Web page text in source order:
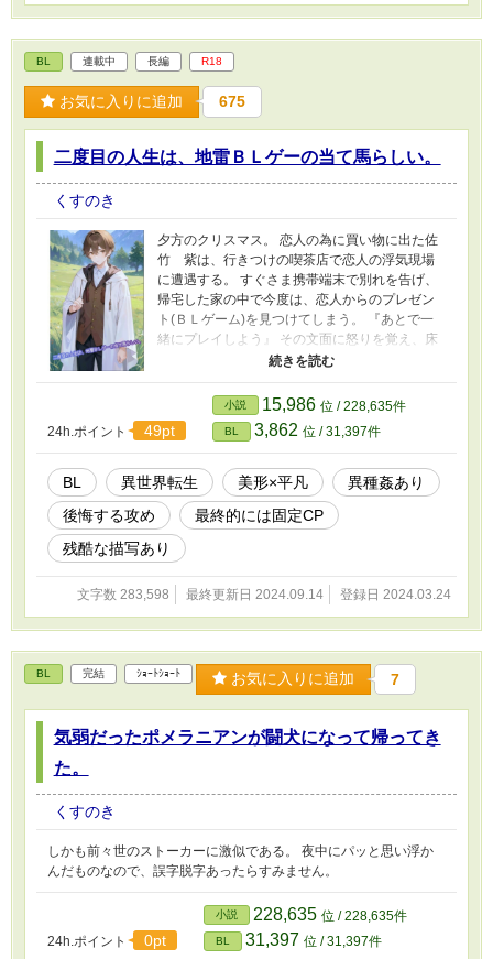
BL 連載中 長編 R18
お気に入りに追加 675
二度目の人生は、地雷ＢＬゲーの当て馬らしい。
くすのき
夕方のクリスマス。 恋人の為に買い物に出た佐
竹 紫は、行きつけの喫茶店で恋人の浮気現場
に遭遇する。 すぐさま携帯端末で別れを告げ、
帰宅した家の中で今度は、恋人からのプレゼン
ト(ＢＬゲーム)を見つけてしまう。 『あとで一
緒にプレイしよう』 その文面に怒りを覚え、床
に投げつけた次の瞬間、紫は意識を失ってしま
とうございます。 前世の記憶を取り戻しまし
た。 貴男にとっては、地雷のBLゲーム
『Bind』の世界へようこそ。 当て馬キャラで
はありますが、 どうか二回目の人生を ユ
ニ・アーバレンストとして 心ゆくまでお楽し
みください という謎画面が表示されていた。
なんとか状況把握に努めようとする紫ことユニ
だが、周りにいる仲間は元恋人の声そっくりな
攻略キャラクターと、汚喘ぎんほぉ系悪役顔中
年カップルだった。 ……離れよう。 そう決意を
新たにしていたら、昔の屑系元彼も転生してい
て、あまり会いたくなかった肝心のヒロイン(♂)
はチュートリアルセッ●スならぬ敗北セッ●ス中
(異種姦)だった。 この世界、本当に何なの！？
おまけにスケベするまで出られない部屋で３Ｐ
とか、マジ勘弁してくれ！ 表紙絵はAI生成した
ものですが、ちょいちょい反逆にあい、一番マ
シなこれに落ち着きました。 そばかすがログア
24h.ポイント 49pt
小説 15,986 位 / 228,635件
BL 3,862 位 / 31,397件
BL 異世界転生 美形×平凡
異種姦あり
後悔する攻め
最終的には固定CP
残酷な描写あり
文字数 283,598 最終更新日 2024.09.14 登録日 2024.03.24
BL 完結 ｼｮｰﾄｼｮｰﾄ お気に入りに追加 7
気弱だったポメラニアンが闘犬になって帰ってき
た。
くすのき
しかも前々世のストーカーに激似である。 夜中にパッと思い浮か
んだものなので、誤字脱字あったらすみません。
24h.ポイント 0pt
小説 228,635 位 / 228,635件
BL 31,397 位 / 31,397件